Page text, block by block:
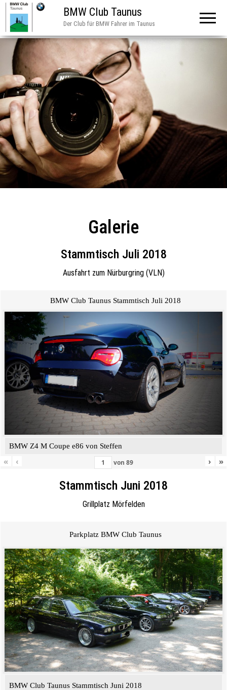
BMW Club Taunus
Der Club für BMW Fahrer im Taunus
Galerie
Stammtisch Juli 2018
Ausfahrt zum Nürburgring (VLN)
BMW Club Taunus Stammtisch Juli 2018
BMW Z4 M Coupe e86 von Steffen
« ‹ von 89 › »
Stammtisch Juni 2018
Grillplatz Mörfelden
Parkplatz BMW Club Taunus
BMW Club Taunus Stammtisch Juni 2018